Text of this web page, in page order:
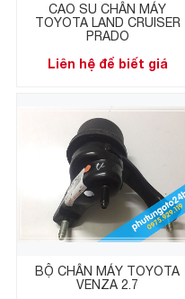
CAO SU CHÂN MÁY
TOYOTA LAND CRUISER
PRADO
Liên hệ để biết giá
BỘ CHÂN MÁY TOYOTA
VENZA 2.7